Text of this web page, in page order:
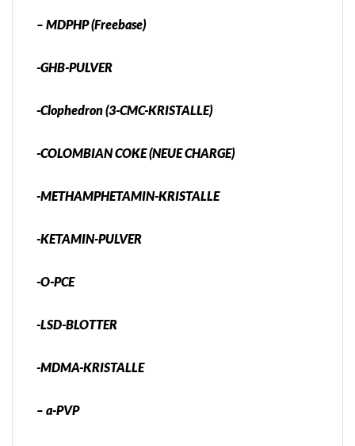
– MDPHP (Freebase)
-GHB-PULVER
-Clophedron (3-CMC-KRISTALLE)
-COLOMBIAN COKE (NEUE CHARGE)
-METHAMPHETAMIN-KRISTALLE
-KETAMIN-PULVER
-O-PCE
-LSD-BLOTTER
-MDMA-KRISTALLE
– a-PVP